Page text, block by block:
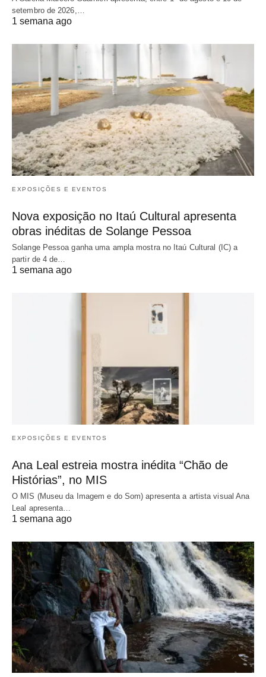
setembro de 2026,…
1 semana ago
EXPOSIÇÕES E EVENTOS
Nova exposição no Itaú Cultural apresenta
obras inéditas de Solange Pessoa
Solange Pessoa ganha uma ampla mostra no Itaú Cultural (IC) a
partir de 4 de…
1 semana ago
EXPOSIÇÕES E EVENTOS
Ana Leal estreia mostra inédita “Chão de
Histórias”, no MIS
O MIS (Museu da Imagem e do Som) apresenta a artista visual Ana
Leal apresenta…
1 semana ago